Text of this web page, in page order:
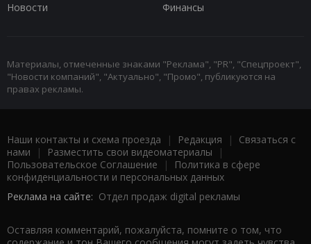
Новости
Финансы
Материалы, отмеченные знаками "Реклама", "PR", "Спецпроект",
"Новости компаний", "Актуально", "Промо", публикуются на
правах рекламы.
Наши контакты и схема проезда | Редакция | Связаться с
нами | Разместить свои видеоматериалы |
Пользовательское Соглашение |
Политика в сфере
конфиденциальности и персональных данных
Реклама на сайте: Отдел продаж digital рекламы
Оставляя комментарий, пожалуйста, помните о том, что